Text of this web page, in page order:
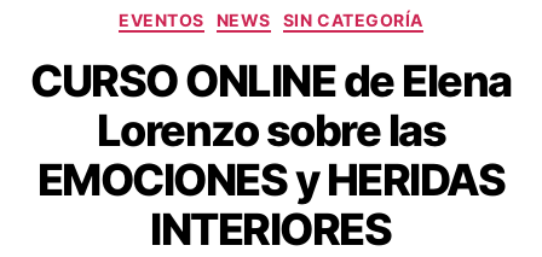
EVENTOS NEWS SIN CATEGORÍA
CURSO ONLINE de Elena
Lorenzo sobre las
EMOCIONES y HERIDAS
INTERIORES